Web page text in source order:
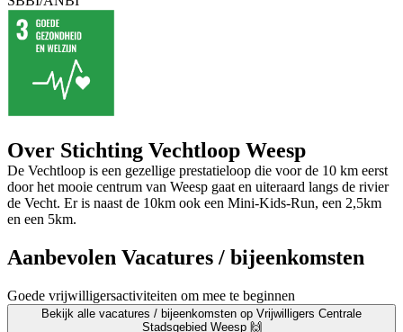
Over Stichting Vechtloop Weesp
De Vechtloop is een gezellige prestatieloop die voor de 10 km eerst
door het mooie centrum van Weesp gaat en uiteraard langs de rivier
de Vecht. Er is naast de 10km ook een Mini-Kids-Run, een 2,5km
en een 5km.
Aanbevolen Vacatures / bijeenkomsten
Goede vrijwilligersactiviteiten om mee te beginnen
Bekijk alle vacatures / bijeenkomsten op Vrijwilligers Centrale
Stadsgebied Weesp 🙌